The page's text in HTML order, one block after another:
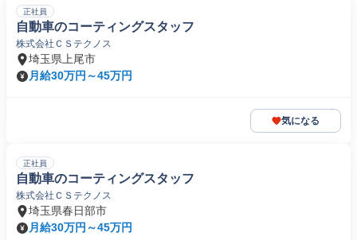
正社員
自動車のコーティングスタッフ
株式会社ＣＳテクノス
埼玉県上尾市
月給30万円～45万円
気になる
正社員
自動車のコーティングスタッフ
株式会社ＣＳテクノス
埼玉県春日部市
月給30万円～45万円